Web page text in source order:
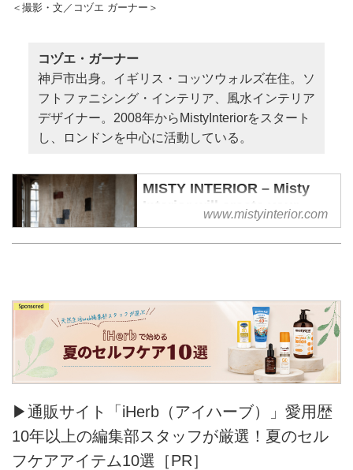
＜撮影・文／コヅエ ガーナー＞
コヅエ・ガーナー
神戸市出身。イギリス・コッツウォルズ在住。ソ
フトファニシング・インテリア、風水インテリア
デザイナー。2008年からMistyInteriorをスタート
し、ロンドンを中心に活動している。
MISTY INTERIOR – Misty
Interior will create your
"space" to colour your
scenes.
www.mistyinterior.com
▶通販サイト「iHerb（アイハーブ）」愛用歴
10年以上の編集部スタッフが厳選！夏のセル
フケアアイテム10選［PR］